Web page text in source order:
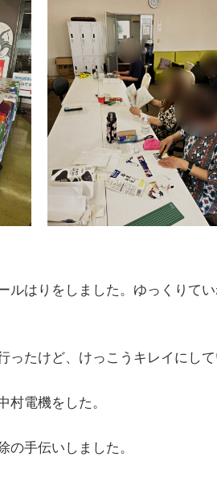
ルはりをしました。ゆっくりて
ったけど、けっこうキレイにして
村電機をした。
の手伝いしました。